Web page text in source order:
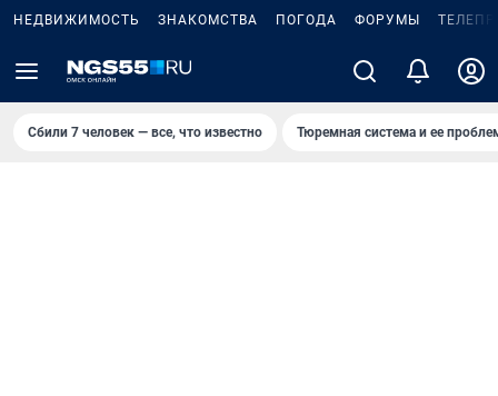
НЕДВИЖИМОСТЬ ЗНАКОМСТВА ПОГОДА ФОРУМЫ
Сбили 7 человек — все, что известно Тюремная система и ее